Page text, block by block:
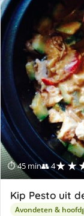
⏱ 45 min👥 4
Kip Pesto uit
Avondeten &